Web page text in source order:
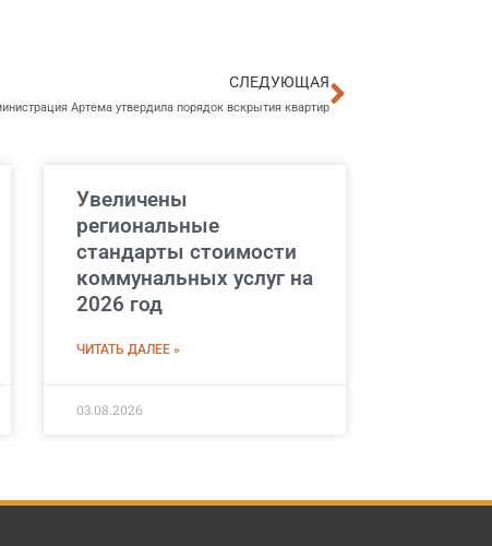
СЛЕДУЮЩАЯ
Артема утвердила порядок вскрытия квартир
Увеличены
региональные
стандарты стоимости
коммунальных услуг на
2026 год
ЧИТАТЬ ДАЛЕЕ »
03.08.2026